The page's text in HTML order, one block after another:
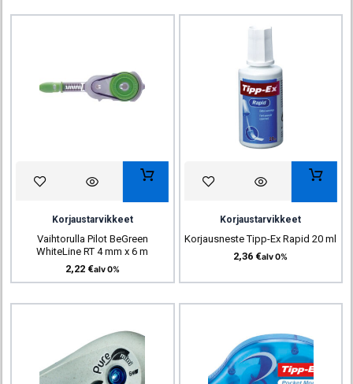
Korjaustarvikkeet
Vaihtorulla Pilot BeGreen
WhiteLine RT 4 mm x 6 m
2,22 €alv 0%
Korjaustarvikkeet
Korjausneste Tipp-Ex Rapid 20 ml
2,36 €alv 0%